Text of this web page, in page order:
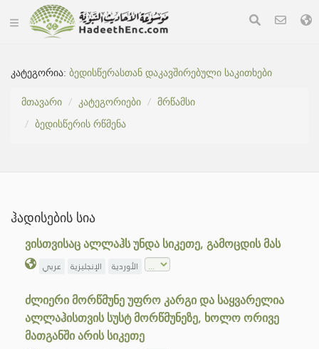
კატეგორია:ბედისწერასთან დაკავშირებული საკითხები
მთავარი
კატეგორიები
მრწამსი
ბედისწერის რწმენა
ჰადისების სია
ვისთვისაც ალლაჰს უნდა სიკეთე, გამოცდის მას
عربي الإنجليزية الأوردية
ძლიერი მორწმუნე უფრო კარგი და საყვარელია
ალლაჰისთვის სუსტ მორწმუნეზე, ხოლო ორივე
მათგანში არის სიკეთე